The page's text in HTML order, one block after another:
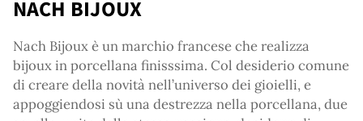
NACH BIJOUX
Nach Bijoux è un marchio francese che realizza
bijoux in porcellana finisssima. Col desiderio comune
di creare della novità nell’universo dei gioielli, e
appoggiendosi sù una destrezza nella porcellana, due